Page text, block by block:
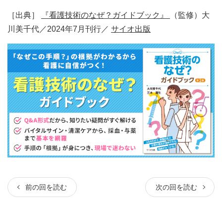
［出典］ 『看護技術のなぜ？ガイドブック』
（監修）大
川美千代／2024年7月刊行／ サイオ出版
前の回を読む 次の回を読む